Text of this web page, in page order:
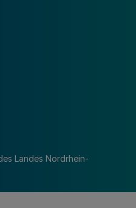
Landes Nordrhein-